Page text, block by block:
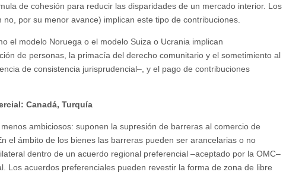
de cohesión para reducir las disparidades de un mercado interior. Los
por su menor avance) implican este tipo de contribuciones.
el modelo Noruega o el modelo Suiza o Ucrania implican
de personas, la primacía del derecho comunitario y el sometimiento al
de consistencia jurisprudencial–, y el pago de contribuciones
Canadá, Turquía
ambiciosos: suponen la supresión de barreras al comercio de
el ámbito de los bienes las barreras pueden ser arancelarias o no
dentro de un acuerdo regional preferencial –aceptado por la OMC–
Los acuerdos preferenciales pueden revestir la forma de zona de libre